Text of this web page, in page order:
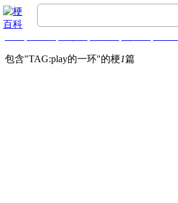
包含"TAG:play的一环"的梗1篇